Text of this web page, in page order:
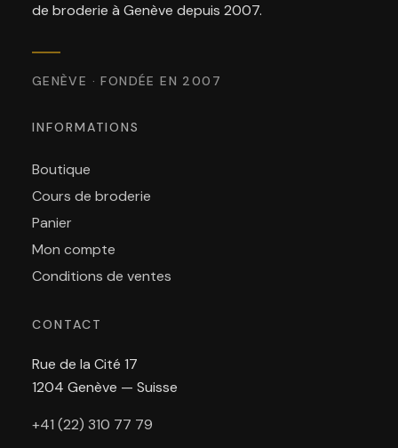
de broderie à Genève depuis 2007.
GENÈVE · FONDÉE EN 2007
INFORMATIONS
Boutique
Cours de broderie
Panier
Mon compte
Conditions de ventes
CONTACT
Rue de la Cité 17
1204 Genève — Suisse
+41 (22) 310 77 79